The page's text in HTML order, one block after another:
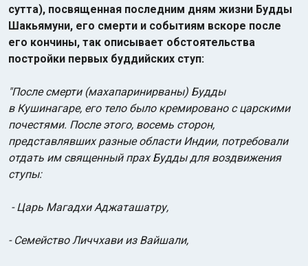
сутта), посвященная последним дням жизни Будды
Шакьямуни, его смерти и событиям вскоре после
его кончины, так описывает обстоятельства
постройки первых буддийских ступ:
"После смерти (махапаринирваны) Будды
в Кушинагаре, его тело было кремировано с царскими
почестями. После этого, восемь сторон,
представлявших разные области Индии, потребовали
отдать им священный прах Будды для воздвижения
ступы:
- Царь Магадхи Аджаташатру,
- Семейство Личчхави из Вайшали,